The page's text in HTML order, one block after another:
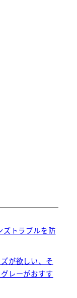
ズトラブルを防
が欲しい、そ
レーがおすす